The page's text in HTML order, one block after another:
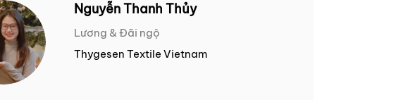
Nguyễn Thanh Thủy
Lương & Đãi ngộ
Thygesen Textile Vietnam